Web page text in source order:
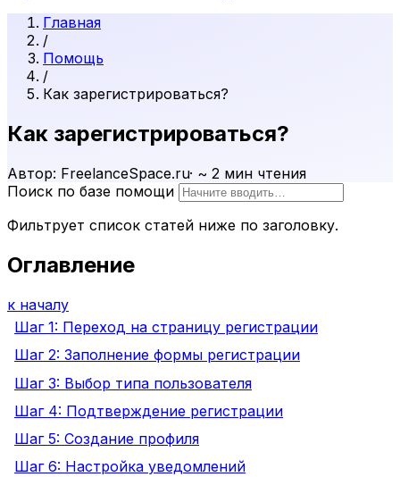
Главная
/
Помощь
/
Как зарегистрироваться?
Как зарегистрироваться?
Автор: FreelanceSpace.ru· ~ 2 мин чтения
Поиск по базе помощи
Фильтрует список статей ниже по заголовку.
Оглавление
к началу
Шаг 1: Переход на страницу регистрации
Шаг 2: Заполнение формы регистрации
Шаг 3: Выбор типа пользователя
Шаг 4: Подтверждение регистрации
Шаг 5: Создание профиля
Шаг 6: Настройка уведомлений